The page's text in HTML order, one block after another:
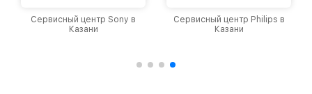
Сервисный центр Sony в
Казани
Сервисный центр Philips в
Казани